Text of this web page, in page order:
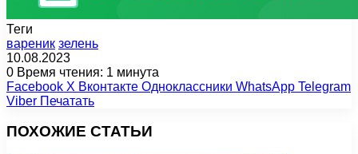
Теги
вареник зелень
10.08.2023
0 Время чтения: 1 минута
Facebook X Вконтакте Одноклассники WhatsApp Telegram
Viber Печатать
ПОХОЖИЕ СТАТЬИ